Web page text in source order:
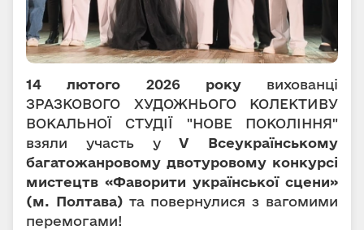
14 лютого 2026 рокувихованці
ЗРАЗКОВОГО ХУДОЖНЬОГО КОЛЕКТИВУ
ВОКАЛЬНОЇ СТУДІЇ "НОВЕ ПОКОЛІННЯ"
взяли участь уV Всеукраїнському
багатожанровому двотуровому конкурсі
мистецтв «Фаворити української сцени»
(м. Полтава)та повернулися з вагомими
перемогами!